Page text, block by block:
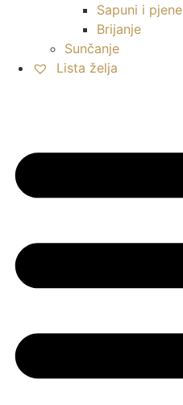
Sapuni i pjene
Brijanje
Sunčanje
Lista želja